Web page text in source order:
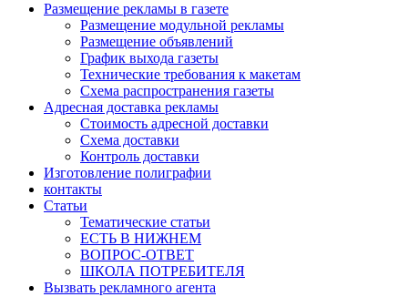
Размещение рекламы в газете
Размещение модульной рекламы
Размещение объявлений
График выхода газеты
Технические требования к макетам
Схема распространения газеты
Адресная доставка рекламы
Стоимость адресной доставки
Схема доставки
Контроль доставки
Изготовление полиграфии
контакты
Статьи
Тематические статьи
ЕСТЬ В НИЖНЕМ
ВОПРОС-ОТВЕТ
ШКОЛА ПОТРЕБИТЕЛЯ
Вызвать рекламного агента